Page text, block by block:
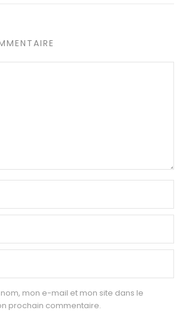
mon e-mail et mon site dans le
prochain commentaire.